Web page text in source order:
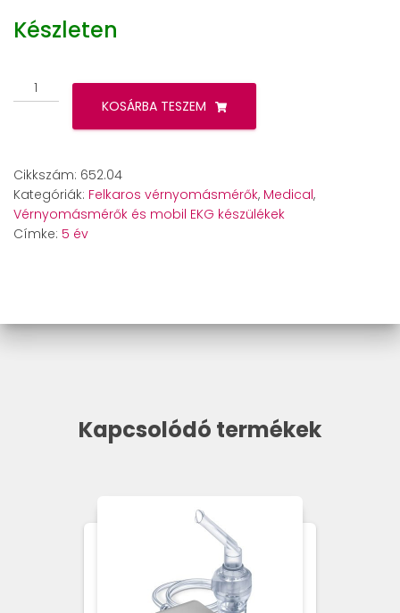
Készleten
Beurer
BM
vérnyomásmérő
mennyiség
KOSÁRBA TESZEM
Cikkszám: 652.04
Kategóriák: Felkaros vérnyomásmérők, Medical,
Vérnyomásmérők és mobil EKG készülékek
Címke: 5 év
Kapcsolódó termékek